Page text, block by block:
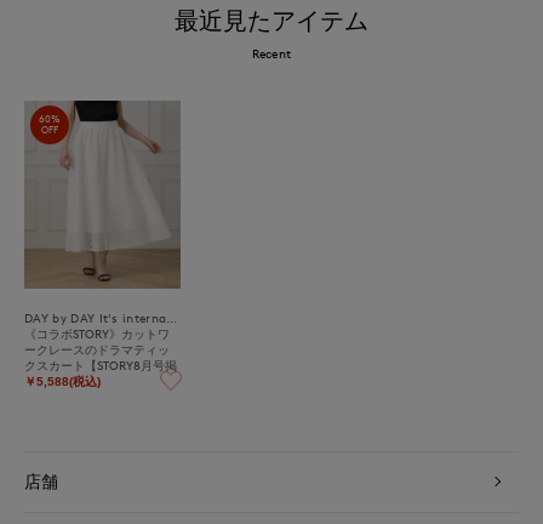
最近見たアイテム
Recent
60%
OFF
《コラボSTORY》カットワ
ークレースのドラマティッ
クスカート【STORY8月号掲
載】
￥5,588(税込)
店舗